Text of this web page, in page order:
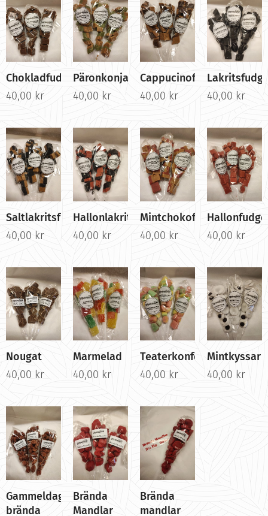
Chokladfudge
40,00 kr
Päronkonjakfudge
40,00 kr
Cappucinofudge
40,00 kr
40,00 kr
Saltlakritsfudge
40,00 kr
Hallonlakritsfudge
40,00 kr
Mintchokofudge
40,00 kr
Hallonfudge
40,00 kr
Nougat
40,00 kr
Marmelad
40,00 kr
Teaterkonfekt
40,00 kr
Mintkyssar
40,00 kr
Gammeldags
brända
Brända
Mandlar
Brända
mandlar